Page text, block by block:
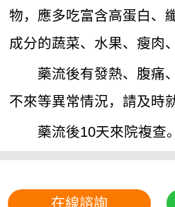
物，應多吃富含高蛋白、
成分的蔬菜、水果、瘦肉
藥流後有發熱、腹痛
不來等異常情況，請及時
藥流後10天來院複查。
在線諮詢